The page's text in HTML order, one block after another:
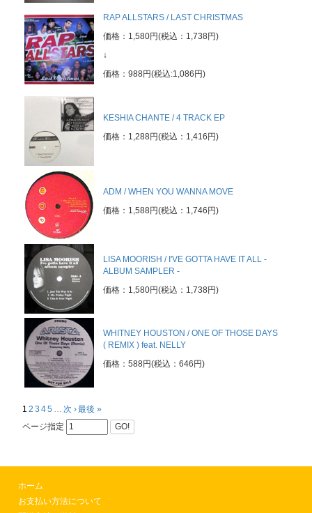
RAP ALLSTARS / LAST CHRISTMAS
価格：1,580円(税込：1,738円)
↓
価格：988円(税込:1,086円)
KESHIA CHANTE / 4 TRACK EP
価格：1,288円(税込：1,416円)
ADM / WHEN YOU WANNA MOVE
価格：1,588円(税込：1,746円)
LISA MOORISH / I'VE GOTTA HAVE IT ALL -
ALBUM SAMPLER -
価格：1,580円(税込：1,738円)
WHITNEY HOUSTON / ONE OF THOSE DAYS
( REMIX ) feat. NELLY
価格：588円(税込：646円)
1 2 3 45 … 次 ›最後 »
ページ指定
GO!
ホーム
お支払い方法について